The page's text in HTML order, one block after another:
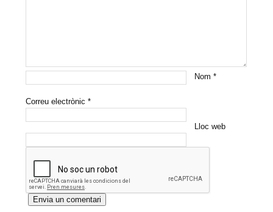
Nom*
Correu electrònic*
Lloc web